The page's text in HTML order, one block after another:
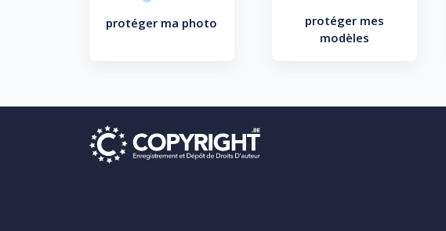
protéger ma photo
protéger mes
modèles